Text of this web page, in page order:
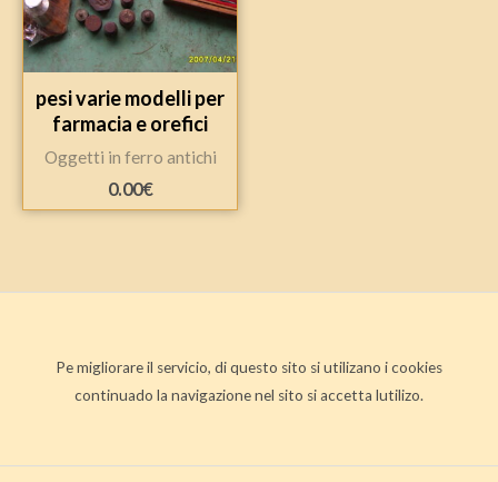
pesi varie modelli per
farmacia e orefici
Oggetti in ferro antichi
0.00€
Pe migliorare il servicio, di questo sito si utilizano i cookies
continuado la navigazione nel sito si accetta lutilizo.